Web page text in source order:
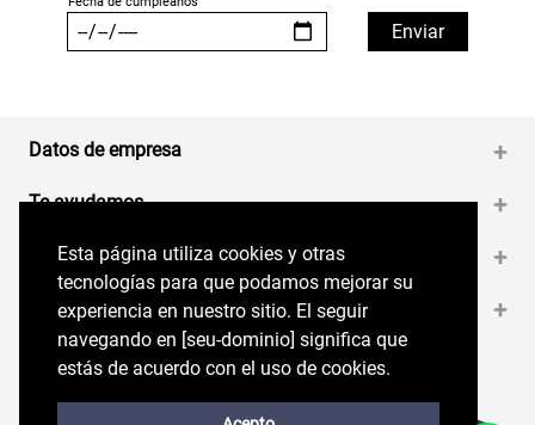
Esta página utiliza cookies y otras
tecnologías para que podamos mejorar su
experiencia en nuestro sitio. El seguir
navegando en perryellis.cl significa que estás
de acuerdo con el uso de cookies.
Esta página utiliza cookies y otras
tecnologías para que podamos mejorar su
experiencia en nuestro sitio. El seguir
navegando en [seu-dominio] significa que
estás de acuerdo con el uso de cookies.
Datos de empresa +
Te ayudamos +
Medios de pago +
Contáctanos +
Síguenos en nuestras RRSS
Trabaja con Nosotros